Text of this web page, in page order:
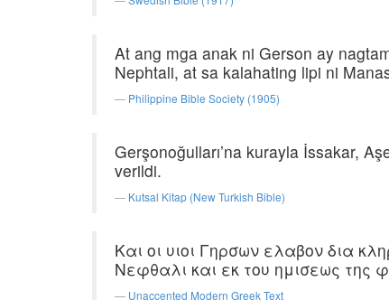
At ang mga anak ni Gerson ay
Nephtali, at sa kalahating lipi ni
Philippine Bible Society (1905)
Gerşonoğulları’na kurayla İssakar,
verildi.
Kutsal Kitap (New Turkish Bible)
Και οι υιοι Γηρσων ελαβον δια
Νεφθαλι και εκ του ημισεως της
Unaccented Modern Greek Text